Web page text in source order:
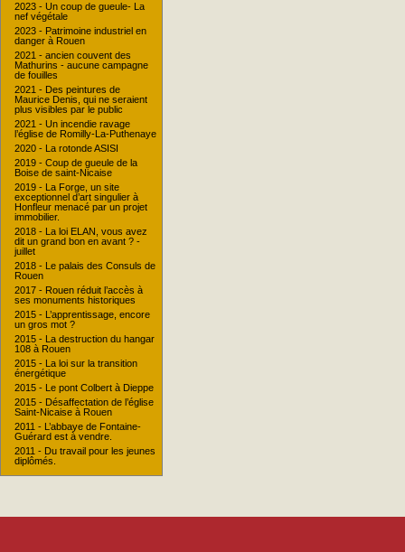
2023 - Un coup de gueule- La
nef végétale
2023 - Patrimoine industriel en
danger à Rouen
2021 - ancien couvent des
Mathurins - aucune campagne
de fouilles
2021 - Des peintures de
Maurice Denis, qui ne seraient
plus visibles par le public
2021 - Un incendie ravage
l’église de Romilly-La-Puthenaye
2020 - La rotonde ASISI
2019 - Coup de gueule de la
Boise de saint-Nicaise
2019 - La Forge, un site
exceptionnel d’art singulier à
Honfleur menacé par un projet
immobilier.
2018 - La loi ELAN, vous avez
dit un grand bon en avant ? -
juillet
2018 - Le palais des Consuls de
Rouen
2017 - Rouen réduit l’accès à
ses monuments historiques
2015 - L’apprentissage, encore
un gros mot ?
2015 - La destruction du hangar
108 à Rouen
2015 - La loi sur la transition
énergétique
2015 - Le pont Colbert à Dieppe
2015 - Désaffectation de l’église
Saint-Nicaise à Rouen
2011 - L’abbaye de Fontaine-
Guérard est à vendre.
2011 - Du travail pour les jeunes
diplômés.